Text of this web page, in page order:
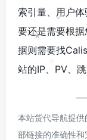
索引量、用户
要还是需要根
据则需要找
站的IP、PV、跳
本站货代导航提
部链接的准确性
*
*
*